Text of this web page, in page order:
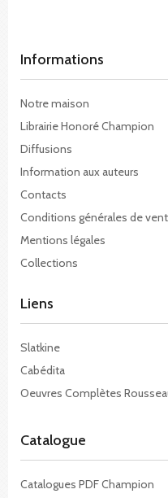
Informations
Notre maison
Librairie Honoré Champion
Diffusions
Information aux auteurs
Contacts
Conditions générales de
Mentions légales
Collections
Liens
Slatkine
Cabédita
Oeuvres Complètes
Catalogue
Catalogues PDF Champion